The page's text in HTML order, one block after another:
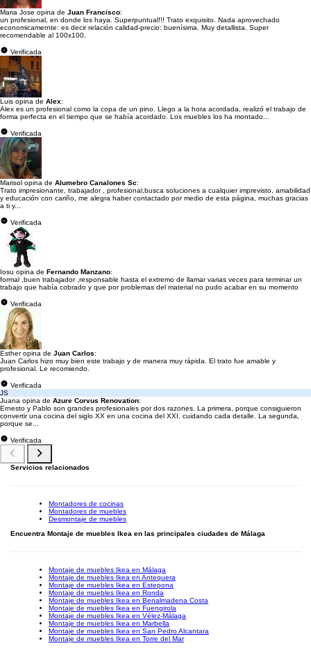
Maria Jose opina de Juan Francisco:
un profesional, en donde los haya. Superpuntual!!! Trato exquisito. Nada aprovechado
economicamernte: es decir relación calidad-precio: buenísima. Muy detallista. Super
recomendable al 100x100.
Verificada
Luis opina de Alex:
Alex es un profesional como la copa de un pino. Llego a la hora acordada, realizó el trabajo de
forma perfecta en el tiempo que se había acordado. Los muebles los ha montado...
Verificada
Marisol opina de Alumebro Canalones Sc:
Trato impresionante, trabajador , profesional,busca soluciones a cualquier imprevisto, amabilidad
y educación con cariño, me alegra haber contactado por medio de esta página, muchas gracias
a ti y...
Verificada
Iosu opina de Fernando Manzano:
formal ,buen trabajador ,responsable hasta el extremo de llamar varias veces para terminar un
trabajo que había cobrado y que por problemas del material no pudo acabar en su momento
Verificada
Esther opina de Juan Carlos:
Juan Carlos hizo muy bien este trabajo y de manera muy rápida. El trato fue amable y
profesional. Le recomiendo.
Verificada
JS
Juana opina de Azure Corvus Renovation:
Ernesto y Pablo son grandes profesionales por dos razones. La primera, porque consiguieron
convertir una cocina del siglo XX en una cocina del XXI, cuidando cada detalle. La segunda,
porque se...
Verificada
Servicios relacionados
Montadores de cocinas
Montadores de muebles
Desmontaje de muebles
Encuentra Montaje de muebles Ikea en las principales ciudades de Málaga
Montaje de muebles Ikea en Málaga
Montaje de muebles Ikea en Antequera
Montaje de muebles Ikea en Estepona
Montaje de muebles Ikea en Ronda
Montaje de muebles Ikea en Benalmadena Costa
Montaje de muebles Ikea en Fuengirola
Montaje de muebles Ikea en Vélez-Málaga
Montaje de muebles Ikea en Marbella
Montaje de muebles Ikea en San Pedro Alcantara
Montaje de muebles Ikea en Torre del Mar